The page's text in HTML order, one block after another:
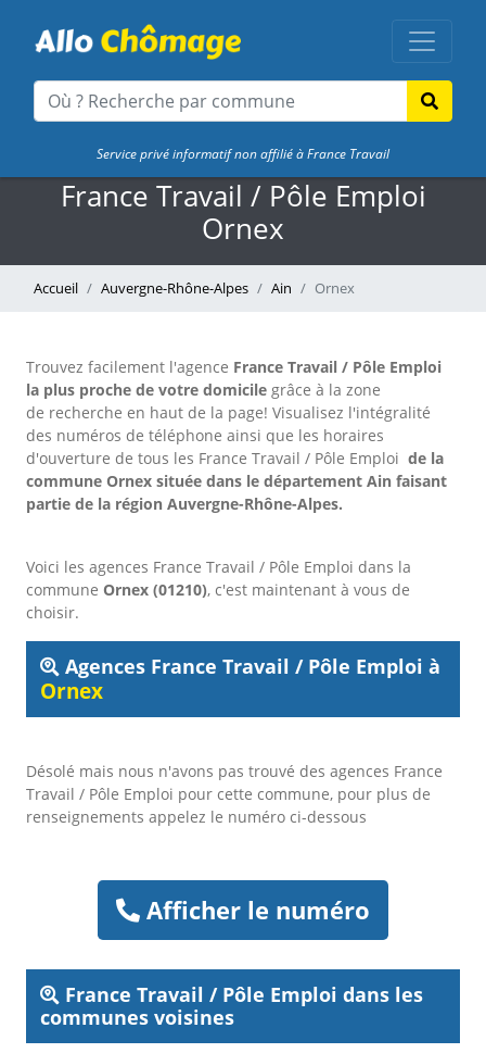
Service privé informatif non affilié à France Travail
France Travail / Pôle Emploi
Ornex
Accueil Auvergne-Rhône-Alpes Ain Ornex
Trouvez facilement l'agence France Travail / Pôle Emploi
la plus proche de votre domicile grâce à la zone
de recherche en haut de la page! Visualisez l'intégralité
des numéros de téléphone ainsi que les horaires
d'ouverture de tous les France Travail / Pôle Emploi de la
commune Ornex située dans le département Ain faisant
partie de la région Auvergne-Rhône-Alpes.
Voici les agences France Travail / Pôle Emploi dans la
commune Ornex (01210), c'est maintenant à vous de
choisir.
Agences France Travail / Pôle Emploi à
Ornex
Désolé mais nous n'avons pas trouvé des agences France
Travail / Pôle Emploi pour cette commune, pour plus de
renseignements appelez le numéro ci-dessous
Afficher le numéro
France Travail / Pôle Emploi dans les
communes voisines